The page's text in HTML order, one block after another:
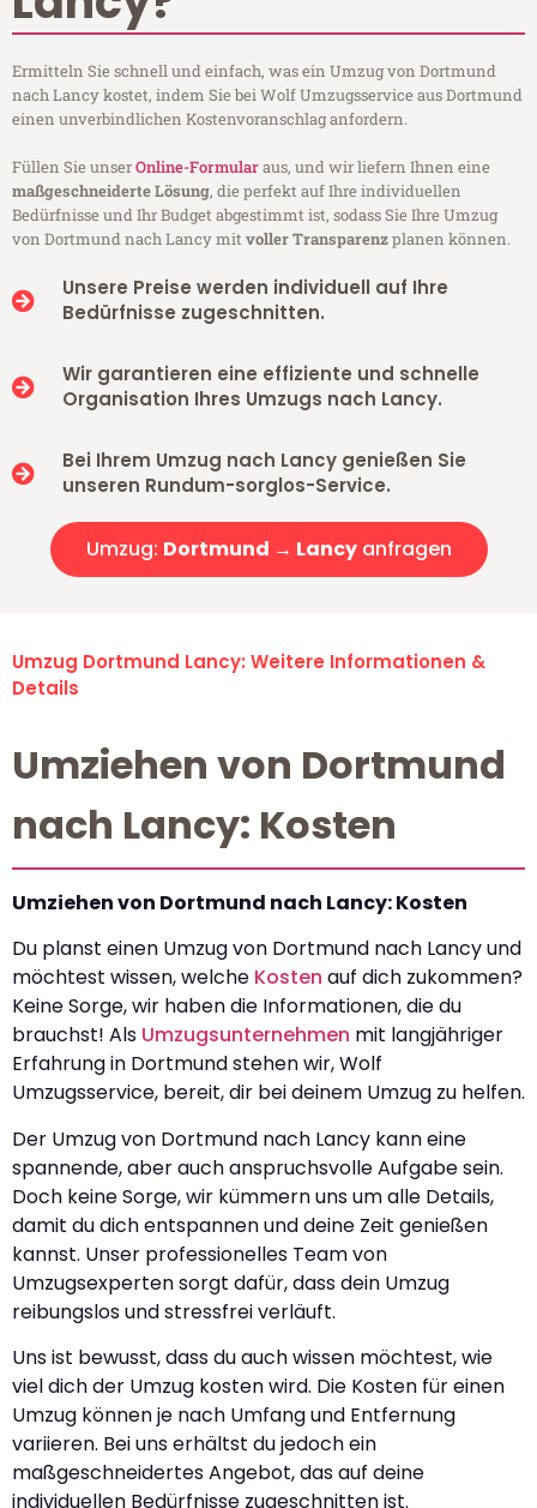
Ermitteln Sie schnell und einfach, was ein Umzug von Dortmund
nach Lancy kostet, indem Sie bei Wolf Umzugsservice aus Dortmund
einen unverbindlichen Kostenvoranschlag anfordern.
Füllen Sie unserOnline-Formularaus, und wir liefern Ihnen eine
maßgeschneiderte Lösung, die perfekt auf Ihre individuellen
Bedürfnisse und Ihr Budget abgestimmt ist, sodass Sie Ihre Umzug
von Dortmund nach Lancy mitvoller Transparenzplanen können.
Unsere Preise werden individuell auf Ihre
Bedürfnisse zugeschnitten.
Wir garantieren eine effiziente und schnelle
Organisation Ihres Umzugs nach Lancy.
Bei Ihrem Umzug nach Lancy genießen Sie
unseren Rundum-sorglos-Service.
Umzug: Dortmund → Lancyanfragen
Umzug Dortmund Lancy: Weitere Informationen &
Details
Umziehen von Dortmund
nach Lancy: Kosten
Umziehen von Dortmund nach Lancy: Kosten
Du planst einen Umzug von Dortmund nach Lancy und
möchtest wissen, welche Kosten auf dich zukommen?
Keine Sorge, wir haben die Informationen, die du
brauchst! Als Umzugsunternehmen mit langjähriger
Erfahrung in Dortmund stehen wir, Wolf
Umzugsservice, bereit, dir bei deinem Umzug zu helfen.
Der Umzug von Dortmund nach Lancy kann eine
spannende, aber auch anspruchsvolle Aufgabe sein.
Doch keine Sorge, wir kümmern uns um alle Details,
damit du dich entspannen und deine Zeit genießen
kannst. Unser professionelles Team von
Umzugsexperten sorgt dafür, dass dein Umzug
reibungslos und stressfrei verläuft.
Uns ist bewusst, dass du auch wissen möchtest, wie
viel dich der Umzug kosten wird. Die Kosten für einen
Umzug können je nach Umfang und Entfernung
variieren. Bei uns erhältst du jedoch ein
maßgeschneidertes Angebot, das auf deine
individuellen Bedürfnisse zugeschnitten ist.